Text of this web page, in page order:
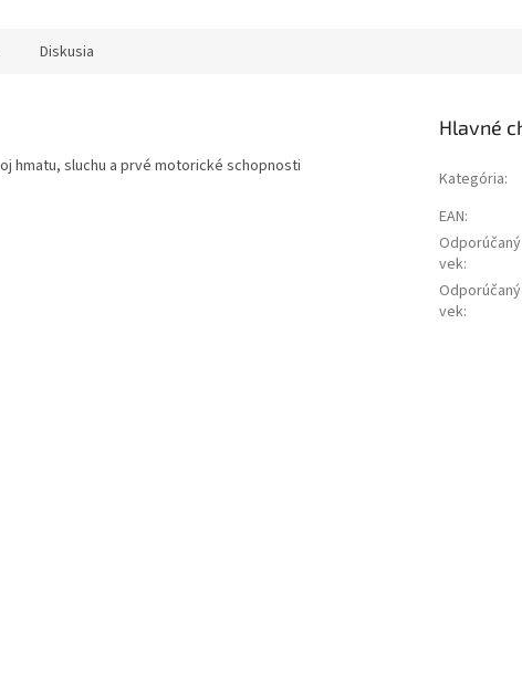
Diskusia
hmatu, sluchu a prvé motorické schopnosti
Kategória:
EAN:
Odporúčaný
vek:
Odporúčaný
vek: